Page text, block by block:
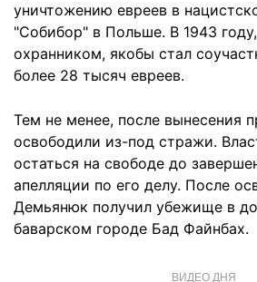
уничтожению евреев в
"Собибор" в Польше. В 1943
охранником, якобы стал
более 28 тысяч евреев.
Тем не менее, после вынесения
освободили из-под стражи.
остаться на свободе до
апелляции по его делу. После
Демьянюк получил убежище в
баварском городе Бад Файнбах.
ВИДЕО ДНЯ